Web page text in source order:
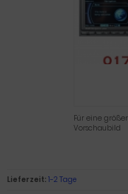
Für eine
Vorschaubild
Lieferzeit: 1-2 Tage